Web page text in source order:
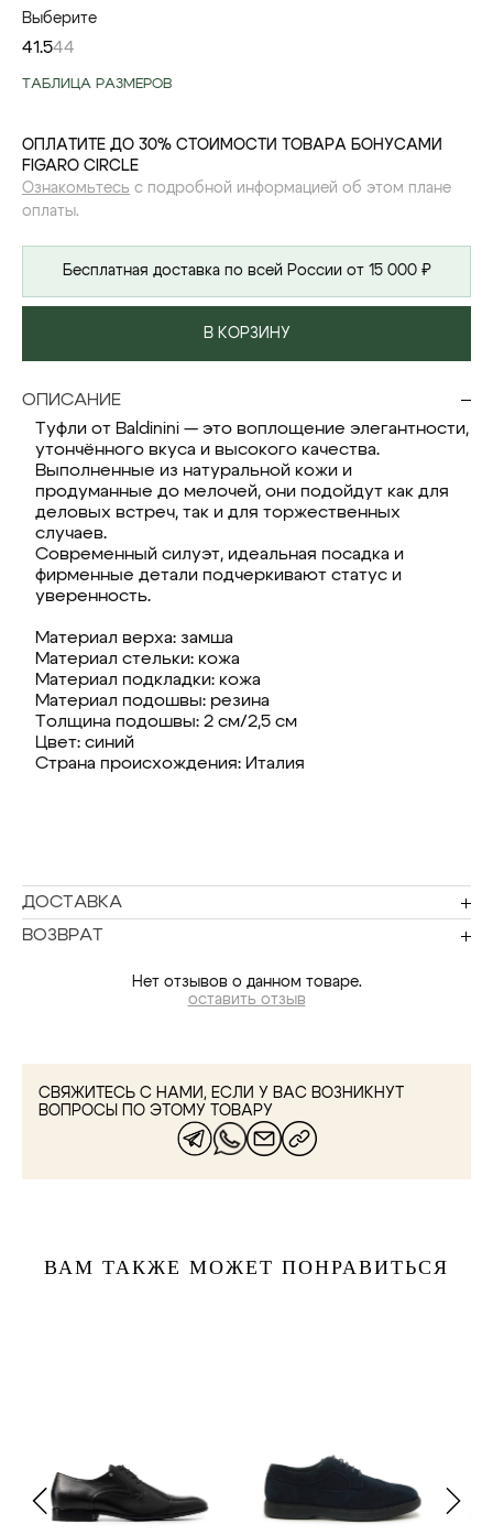
Выберите
41.544
ТАБЛИЦА РАЗМЕРОВ
ОПЛАТИТЕ ДО 30% СТОИМОСТИ ТОВАРА БОНУСАМИ
FIGARO CIRCLE
Ознакомьтесь с подробной информацией об этом плане
оплаты.
Бесплатная доставка по всей России от 15 000 ₽
В КОРЗИНУ
ОПИСАНИЕ
Туфли от Baldinini — это воплощение элегантности,
утончённого вкуса и высокого качества.
Выполненные из натуральной кожи и
продуманные до мелочей, они подойдут как для
деловых встреч, так и для торжественных
случаев.
Современный силуэт, идеальная посадка и
фирменные детали подчеркивают статус и
уверенность.
Материал верха: замша
Материал стельки: кожа
Материал подкладки: кожа
Материал подошвы: резина
Толщина подошвы: 2 см/2,5 см
Цвет: синий
Страна происхождения: Италия
ДОСТАВКА
ВОЗВРАТ
Нет отзывов о данном товаре.
оставить отзыв
СВЯЖИТЕСЬ С НАМИ, ЕСЛИ У ВАС ВОЗНИКНУТ
ВОПРОСЫ ПО ЭТОМУ ТОВАРУ
ВАМ ТАКЖЕ МОЖЕТ ПОНРАВИТЬСЯ